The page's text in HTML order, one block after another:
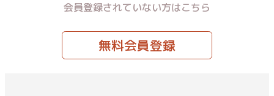
会員登録されていない方はこちら
無料会員登録